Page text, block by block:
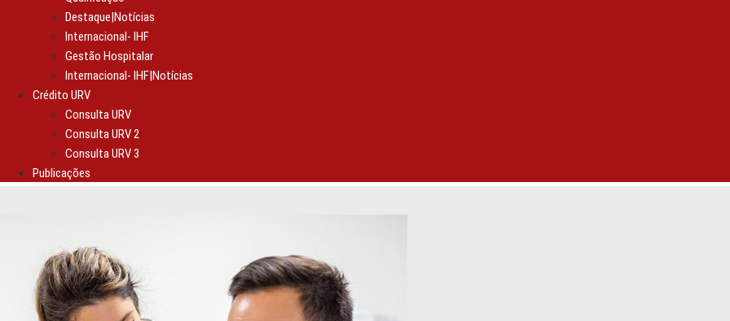
Destaque|Notícias
Internacional- IHF
Gestão Hospitalar
Internacional- IHF|Notícias
Crédito URV
Consulta URV
Consulta URV 2
Consulta URV 3
Publicações